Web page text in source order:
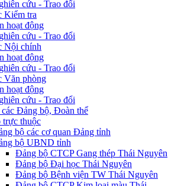
cứu - Trao đổi
Kiểm tra
hoạt động
cứu - Trao đổi
Nội chính
hoạt động
cứu - Trao đổi
Văn phòng
hoạt động
cứu - Trao đổi
Đảng bộ, Đoàn thể
thuộc
bộ các cơ quan Đảng tỉnh
bộ UBND tỉnh
Đảng bộ CTCP Gang thép Thái Nguyên
Đảng bộ Đại học Thái Nguyên
Đảng bộ Bệnh viện TW Thái Nguyên